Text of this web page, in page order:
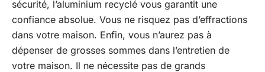
sécurité, l’aluminium recyclé vous garantit une
confiance absolue. Vous ne risquez pas d’effractions
dans votre maison. Enfin, vous n’aurez pas à
dépenser de grosses sommes dans l’entretien de
votre maison. Il ne nécessite pas de grands